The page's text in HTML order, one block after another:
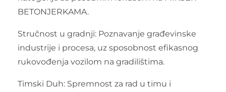
BETONJERKAMA.
Stručnost u gradnji: Poznavanje građevinske
industrije i procesa, uz sposobnost efikasnog
rukovođenja vozilom na gradilištima.
Timski Duh: Spremnost za rad u timu i